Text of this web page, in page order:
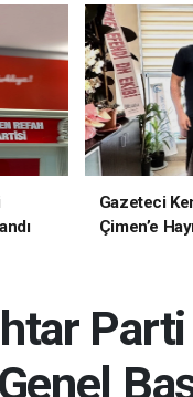
Gazeteci
Çimen’e
Parti
Genel